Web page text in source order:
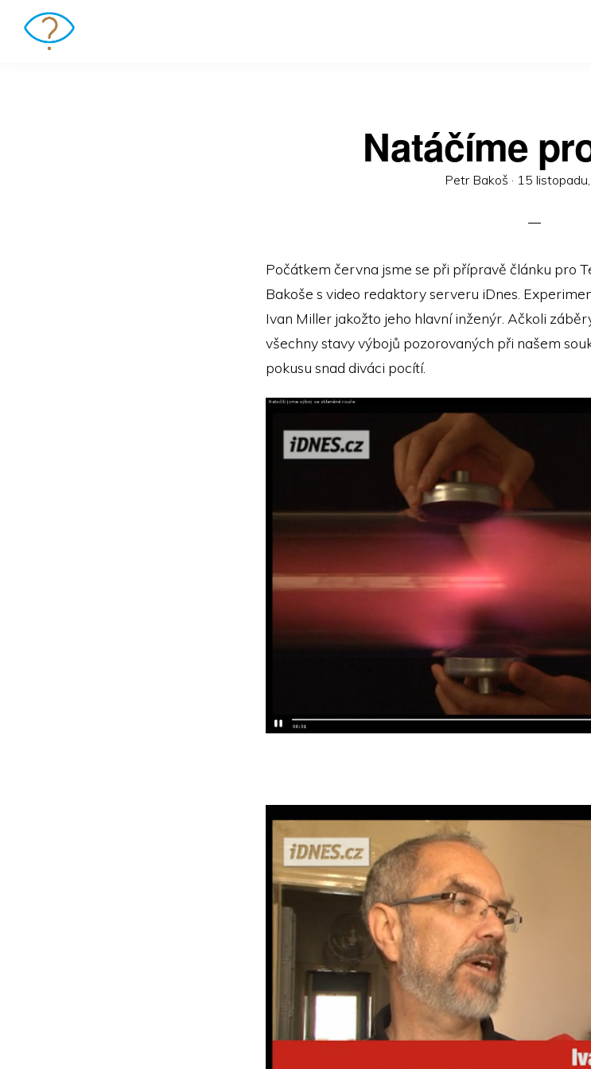
Natáčíme
Petr Bakoš · Posted
15
Počátkem června jsme se při přípravě článku pro
Bakoše s video redaktory serveru iDnes.
Ivan Miller jakožto jeho hlavní inženýr. Ačkoli
všechny stavy výbojů pozorovaných při našem
pokusu snad diváci pocítí.